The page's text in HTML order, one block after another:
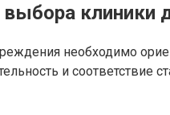
клиники
необходимо
и соответствие